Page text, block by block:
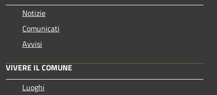
Notizie
Comunicati
Avvisi
VIVERE IL COMUNE
Luoghi